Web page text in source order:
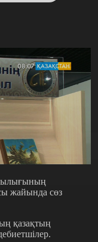
жайында сөз
қазақтың